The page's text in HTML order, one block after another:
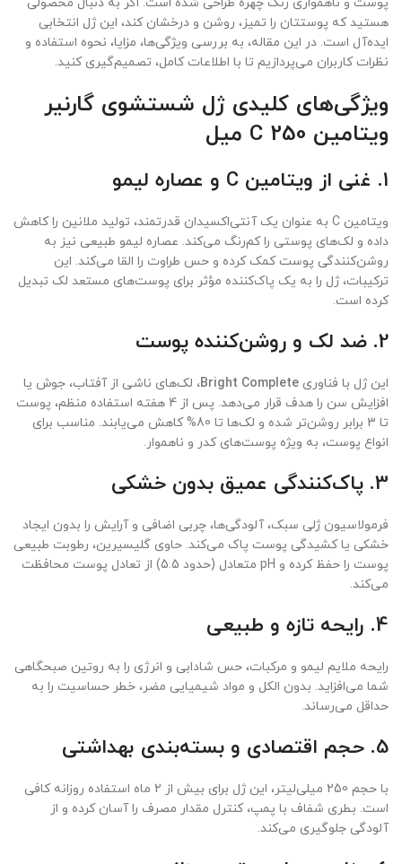
هستید که پوستتان را تمیز، روشن و درخشان کند، این ژل انتخابی
ایده‌آل است. در این مقاله، به بررسی ویژگی‌ها، مزایا، نحوه استفاده و
نظرات کاربران می‌پردازیم تا با اطلاعات کامل، تصمیم‌گیری کنید.
ویژگی‌های کلیدی ژل شستشوی گارنیر
ویتامین C 250 میل
1. غنی از ویتامین C و عصاره لیمو
ویتامین C به عنوان یک آنتی‌اکسیدان قدرتمند، تولید ملانین را کاهش
داده و لک‌های پوستی را کم‌رنگ می‌کند. عصاره لیمو طبیعی نیز به
روشن‌کنندگی پوست کمک کرده و حس طراوت را القا می‌کند. این
ترکیبات، ژل را به یک پاک‌کننده مؤثر برای پوست‌های مستعد لک تبدیل
کرده است.
2. ضد لک و روشن‌کننده پوست
این ژل با فناوری Bright Complete، لک‌های ناشی از آفتاب، جوش یا
افزایش سن را هدف قرار می‌دهد. پس از 4 هفته استفاده منظم، پوست
تا 3 برابر روشن‌تر شده و لک‌ها تا 80% کاهش می‌یابند. مناسب برای
انواع پوست، به ویژه پوست‌های کدر و ناهموار.
3. پاک‌کنندگی عمیق بدون خشکی
فرمولاسیون ژلی سبک، آلودگی‌ها، چربی اضافی و آرایش را بدون ایجاد
خشکی یا کشیدگی پوست پاک می‌کند. حاوی گلیسیرین، رطوبت طبیعی
پوست را حفظ کرده و pH متعادل (حدود 5.5) از تعادل پوست محافظت
می‌کند.
4. رایحه تازه و طبیعی
رایحه ملایم لیمو و مرکبات، حس شادابی و انرژی را به روتین صبحگاهی
شما می‌افزاید. بدون الکل و مواد شیمیایی مضر، خطر حساسیت را به
حداقل می‌رساند.
5. حجم اقتصادی و بسته‌بندی بهداشتی
با حجم 250 میلی‌لیتر، این ژل برای بیش از 2 ماه استفاده روزانه کافی
است. بطری شفاف با پمپ، کنترل مقدار مصرف را آسان کرده و از
آلودگی جلوگیری می‌کند.